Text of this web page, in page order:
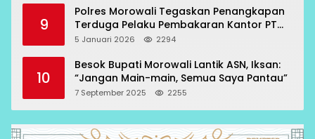
9
Polres Morowali Tegaskan Penangkapan
Terduga Pelaku Pembakaran Kantor PT
RCP Sesuai Prosedur
5 Januari 2026 2294
10
Besok Bupati Morowali Lantik ASN, Iksan:
“Jangan Main-main, Semua Saya Pantau”
7 September 2025 2255